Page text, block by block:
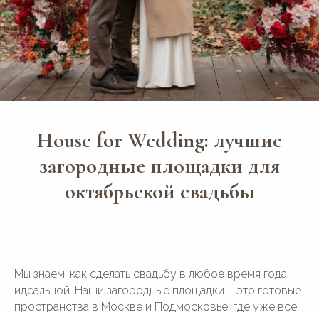
House for Wedding: лучшие
загородные площадки для
октябрьской свадьбы
Мы знаем, как сделать свадьбу в любое время года
идеальной. Наши загородные площадки – это готовые
пространства в Москве и Подмосковье, где уже все